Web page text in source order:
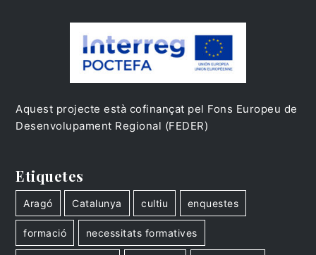
Aquest projecte està cofinançat pel Fons Europeu de
Desenvolupament Regional (FEDER)
Etiquetes
Aragó Catalunya cultiu enquestes
formació necessitats formatives